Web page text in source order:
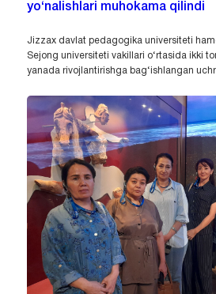
yo‘nalishlari muhokama qilindi
Jizzax davlat pedagogika universiteti
Sejong universiteti vakillari o‘rtasida ikki
yanada rivojlantirishga bag‘ishlangan